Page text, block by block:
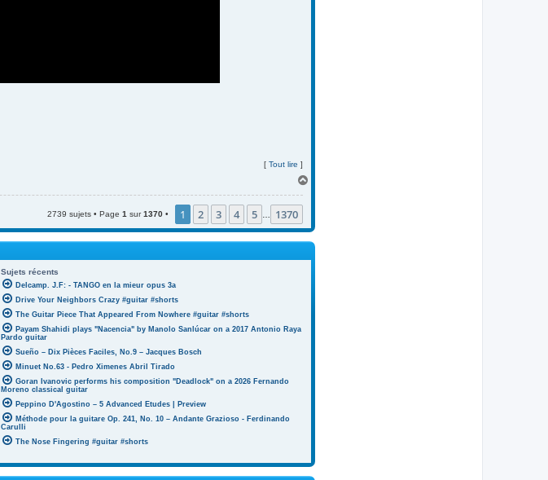
[ Tout lire ]
2739 sujets • Page 1 sur1370 • 1 2 3 4 5 1370
Sujets récents
Delcamp. J.F: - TANGO en la mieur opus 3a
Drive Your Neighbors Crazy #guitar #shorts
The Guitar Piece That Appeared From Nowhere #guitar #shorts
Payam Shahidi plays "Nacencia" by Manolo Sanlúcar on a 2017 Antonio Raya
Pardo guitar
Sueño – Dix Pièces Faciles, No.9 – Jacques Bosch
Minuet No.63 - Pedro Ximenes Abril Tirado
Goran Ivanovic performs his composition "Deadlock" on a 2026 Fernando
Moreno classical guitar
Peppino D'Agostino – 5 Advanced Etudes | Preview
Méthode pour la guitare Op. 241, No. 10 – Andante Grazioso - Ferdinando
Carulli
The Nose Fingering #guitar #shorts